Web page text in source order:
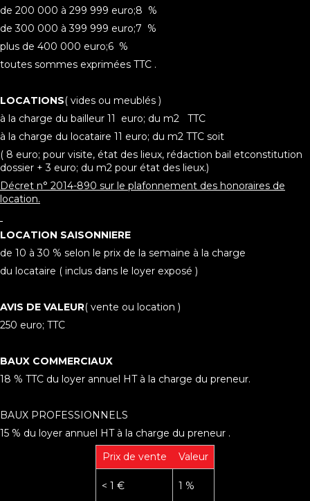
de 200 000 à 299 999 euro;8 %
de 300 000 à 399 999 euro;7 %
plus de 400 000 euro;6 %
toutes sommes exprimées TTC .
LOCATIONS( vides ou meublés )
à la charge du bailleur 11 euro; du m2 TTC
à la charge du locataire 11 euro; du m2 TTC soit
( 8 euro; pour visite, état des lieux, rédaction bail etconstitution
dossier + 3 euro; du m2 pour état des lieux.)
Décret n° 2014-890 sur le plafonnement des honoraires de
location.
LOCATION SAISONNIERE
de 10 à 30 % selon le prix de la semaine à la charge
du locataire ( inclus dans le loyer exposé )
AVIS DE VALEUR( vente ou location )
250 euro; TTC
BAUX COMMERCIAUX
18 % TTC du loyer annuel HT à la charge du preneur.
BAUX PROFESSIONNELS
15 % du loyer annuel HT à la charge du preneur .
Prix de vente
Valeur
< 1 € 1 %